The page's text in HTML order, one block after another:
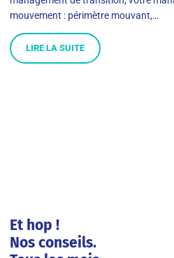
mouvement : périmètre mouvant,…
LIRE LA SUITE
Et hop !
Nos conseils.